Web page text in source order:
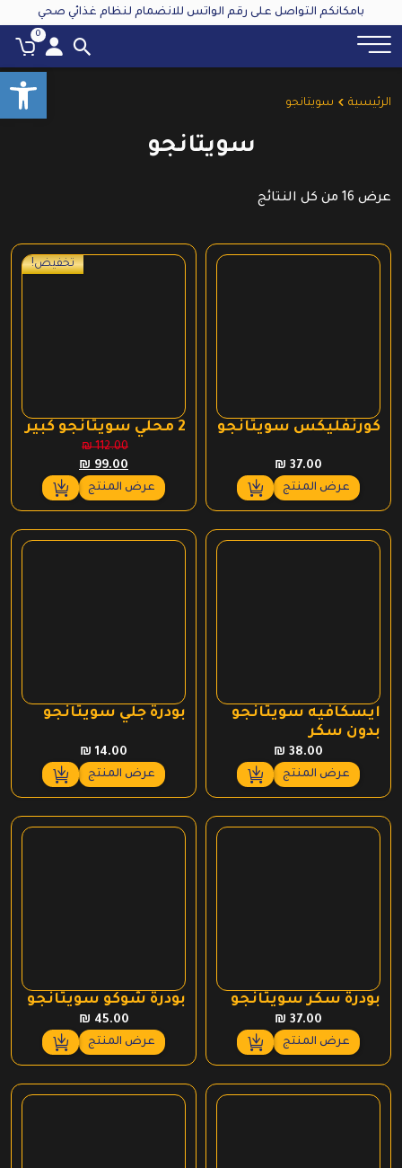
بامكانكم التواصل على رقم الواتس للانضمام لنظام غذائي صحي
0
الرئيسية سويتانجو
سويتانجو
عرض ⁦16⁩ من كل النتائج
كورنفليكس سويتانجو
₪ 37.00
عرض المنتج
تخفيض!
2 محلي سويتانجو كبير
₪112.00
السعر
الأصلي
هو:
₪ 112.00.
₪99.00
الحالي
هو:
₪ 99.00.
عرض المنتج
ايسكافيه سويتانجو
بدون سكر
₪ 38.00
عرض المنتج
بودرة جلي سويتانجو
₪ 14.00
عرض المنتج
بودرة سكر سويتانجو
₪ 37.00
عرض المنتج
بودرة شوكو سويتانجو
₪ 45.00
عرض المنتج